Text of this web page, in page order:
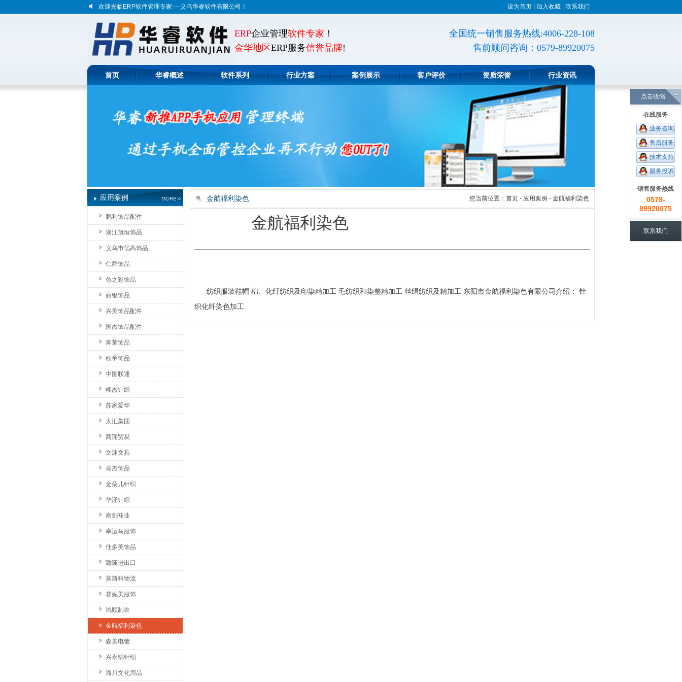
欢迎光临ERP软件管理专家----义乌华睿软件有限公司！ 设为首页 加入收藏
联系我们
ERP企业管理软件专家 ！
金华地区ERP服务信誉品牌!
全国统一销售服务热线:4006-228-108
售前顾问咨询： 0579-89920075
首页 华睿概述 软件系列 行业方案 案例展示 客户评价 资质荣誉 行业资讯
应用案例
鹏利饰品配件
浙江旭恒饰品
义乌市亿高饰品
仁舜饰品
色之彩饰品
丽银饰品
兴美饰品配件
国杰饰品配件
奔莱饰品
欧帝饰品
中国联通
棒杰针织
苏家爱华
太汇集团
商翔贸易
文渊文具
肯杰饰品
金朵儿针织
华泽针织
南剑袜业
幸运马服饰
佳多美饰品
致隆进出口
莫斯科物流
赛妮美服饰
鸿顺制衣
金航福利染色
森美电镀
兴永锦针织
海川文化用品
您当前位置： 首页 - 应用案例 - 金航福利染色
金航福利染色
金航福利染色
纺织服装鞋帽 棉、化纤纺织及印染精加工 毛纺织和染整精加工 丝绢纺织及精加工 东阳市金航福利染色有限公司介绍： 针
织化纤染色加工.
点击收缩
在线服务
业务咨询
售后服务
技术支持
服务投诉
销售服务热线
0579-
89920075
联系我们